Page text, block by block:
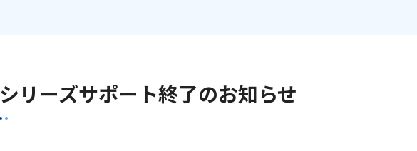
シリーズサポート終了のお知らせ